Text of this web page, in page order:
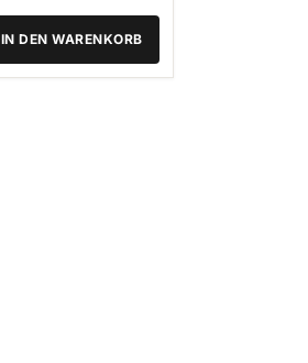
IN DEN WARENKORB